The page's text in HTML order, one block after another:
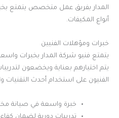
المدار بفريق عمل متخصص يتمتع
أنواع المكيفات.
خبرات ومؤهلات الفنيين
يتمتع فنيو شركة المدار بخبرات
يتم اختيارهم بعناية ويخضعون
الفنيون على استخدام أحدث
خبرة واسعة في صيانة